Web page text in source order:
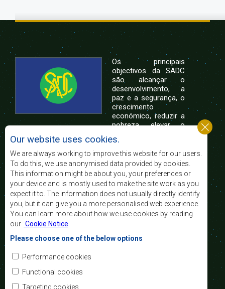
Os principais
objectivos da SADC
são alcançar o
desenvolvimento, a
paz e a segurança, o
crescimento
económico, reduzir a
pobreza, elevar o
nível e a qualidade de vida das populações da
África Austral, e apoiar as camadas sociais
desfavorecidas mediante a integração regional,
assente nos princípios democráticos e no
desenvolvimento equitativo e sustentável.
Contact Us
SADC House
Plot No. 54385
Central Business District
Private Bag 0095
Our website uses cookies.
We are always working to improve this website for our users.
To do this, we use anonymised data provided by cookies.
This information might be about you, your preferences or
your device and is mostly used to make the site work as you
expect it to. The information does not usually directly identify
you, but it can give you a more personalised web experience.
You can learn more about how we use cookies by reading
our Cookie Notice
Please choose one of the below options
Performance cookies
Functional cookies
Targeting cookies